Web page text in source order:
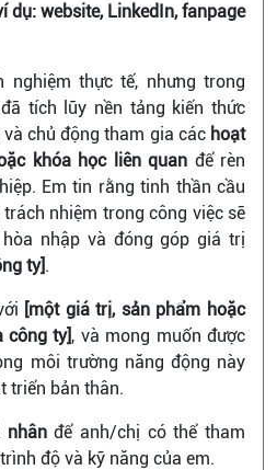
dụ: website, LinkedIn, fanpage
nghiệm thực tế, nhưng trong
tích lũy nền tảng kiến thức
chủ động tham gia các hoạt
khóa học liên quan để rèn
Em tin rằng tinh thần cầu
nhiệm trong công việc sẽ
nhập và đóng góp giá trị
ty].
[một giá trị, sản phẩm hoặc
công ty], và mong muốn được
môi trường năng động này
triển bản thân.
nhânđể anh/chị có thể tham
độ và kỹ năng của em.